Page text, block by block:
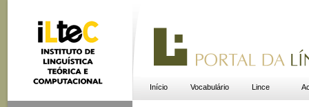
Início Vocabulário Lince